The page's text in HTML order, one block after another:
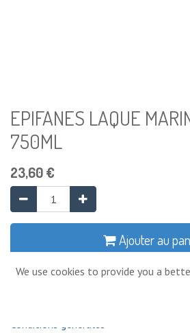
EPIFANES LAQUE
750ML
23,60€
Ajouter au
Ajouter à la liste de souhaits
Conditions générales
We use cookies to provide you a